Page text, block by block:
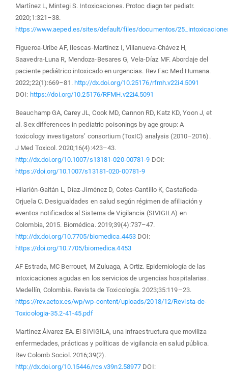
Martínez L, Mintegi S. Intoxicaciones. Protoc diagn ter pediatr.
2020;1:321–38.
https://www.aeped.es/sites/default/files/documentos/
Figueroa-Uribe AF, Ilescas-Martínez I, Villanueva-Chávez H,
Saavedra-Luna R, Mendoza-Besares G, Vela-Díaz MF. Abordaje del
paciente pediátrico intoxicado en urgencias. Rev Fac Med Humana.
2022;22(1):669–81. http://dx.doi.org/10.25176/rfmh.v22i4.5091
DOI: https://doi.org/10.25176/RFMH.v22i4.5091
Beauchamp GA, Carey JL, Cook MD, Cannon RD, Katz KD, Yoon J, et
al. Sex differences in pediatric poisonings by age group: A
toxicology investigators’ consortium (ToxIC) analysis (2010–2016).
J Med Toxicol. 2020;16(4):423–43.
http://dx.doi.org/10.1007/s13181-020-00781-9 DOI:
https://doi.org/10.1007/s13181-020-00781-9
Hilarión-Gaitán L, Díaz-Jiménez D, Cotes-Cantillo K, Castañeda-
Orjuela C. Desigualdades en salud según régimen de afiliación y
eventos notificados al Sistema de Vigilancia (SIVIGILA) en
Colombia, 2015. Biomédica. 2019;39(4):737–47.
http://dx.doi.org/10.7705/biomedica.4453 DOI:
https://doi.org/10.7705/biomedica.4453
AF Estrada, MC Berrouet, M Zuluaga, A Ortiz. Epidemiología de las
intoxicaciones agudas en los servicios de urgencias hospitalarias.
Medellín, Colombia. Revista de Toxicología. 2023;35:119–23.
https://rev.aetox.es/wp/wp-content/uploads/2018/12/Revista-de-
Toxicologia-35.2-41-45.pdf
Martínez Álvarez EA. El SIVIGILA, una infraestructura que moviliza
enfermedades, prácticas y políticas de vigilancia en salud pública.
Rev Colomb Sociol. 2016;39(2).
http://dx.doi.org/10.15446/rcs.v39n2.58977 DOI: